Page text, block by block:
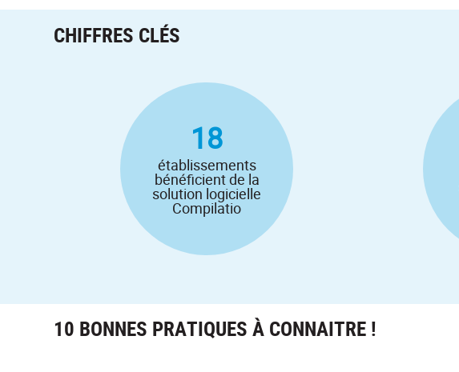
CHIFFRES CLÉS
18
établissements
bénéficient de la
solution logicielle
Compilatio
10 BONNES PRATIQUES À CONNAITRE !